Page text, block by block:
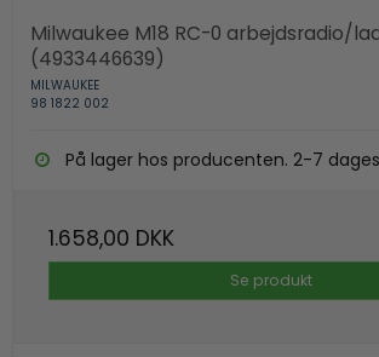
Milwaukee M18 RC-0 arbejdsradio/
(4933446639)
MILWAUKEE
98 1822 002
På lager hos producenten. 2-7
1.658,00 DKK
Se produkt